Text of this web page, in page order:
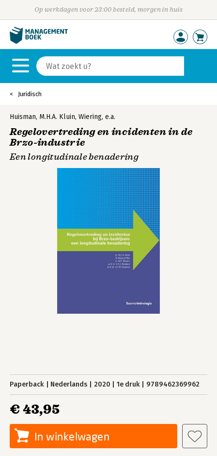
Op werkdagen voor 23:00 besteld, morgen in huis
Juridisch
Huisman, M.H.A. Kluin, Wiering, e.a.
Regelovertreding en incidenten in de
Brzo-industrie
Een longitudinale benadering
Paperback Nederlands 2020 1e druk 9789462369962
€ 43,95
In winkelwagen